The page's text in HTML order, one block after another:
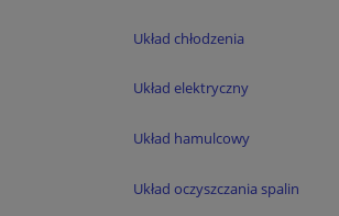
Układ chłodzenia
Układ elektryczny
Układ hamulcowy
Układ oczyszczania spalin